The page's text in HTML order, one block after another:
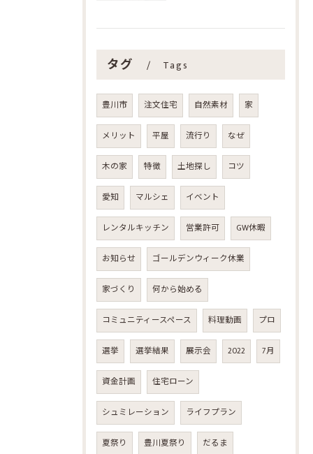
タグ Tags
豊川市 注文住宅 自然素材 家
メリット 平屋 流行り なぜ
木の家 特徴 土地探し コツ
愛知 マルシェ イベント
レンタルキッチン 営業許可 GW休暇
お知らせ ゴールデンウィーク休業
家づくり 何から始める
コミュニティースペース 料理動画 プロ
選挙 選挙結果 展示会 2022 7月
資金計画 住宅ローン
シュミレーション ライフプラン
夏祭り 豊川夏祭り だるま